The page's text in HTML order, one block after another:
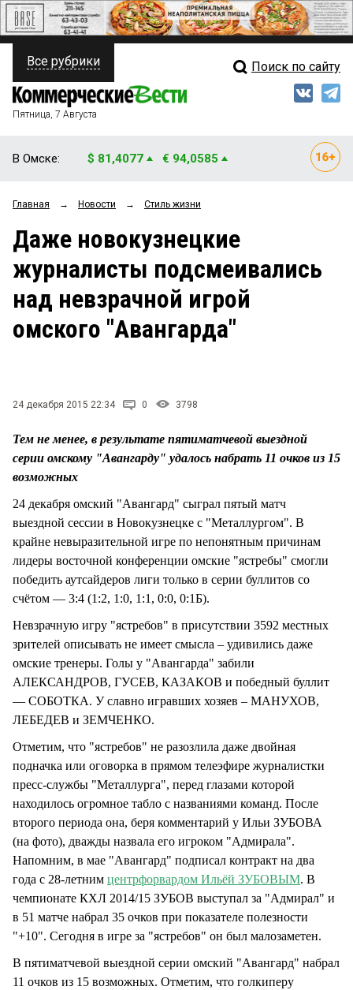
ПОЛИТИКА
ФИНАНСЫ
ОБЩЕСТВО
ЗАКОН
НОВОСТИ КОМПАНИЙ
ПРОИСШЕСТВИЯ
Свежий выпуск
Рейтинги
Блоги
Архив
Все рубрики Поиск по сайту
Пятница, 7 Августа
В Омске: $ 81,4077 € 94,0585
Главная → Новости → Стиль жизни
Даже новокузнецкие
журналисты подсмеивались
над невзрачной игрой
омского "Авангарда"
24 декабря 2015 22:34 0 3798
Тем не менее, в результате пятиматчевой выездной
серии омскому "Авангарду" удалось набрать 11 очков из 15
возможных
24 декабря омский "Авангард" сыграл пятый матч
выездной сессии в Новокузнецке с "Металлургом". В
крайне невыразительной игре по непонятным причинам
лидеры восточной конференции омские "ястребы" смогли
победить аутсайдеров лиги только в серии буллитов со
счётом — 3:4 (1:2, 1:0, 1:1, 0:0, 0:1Б).
Невзрачную игру "ястребов" в присутствии 3592 местных
зрителей описывать не имеет смысла – удивились даже
омские тренеры. Голы у "Авангарда" забили
АЛЕКСАНДРОВ, ГУСЕВ, КАЗАКОВ и победный буллит
— СОБОТКА. У славно игравших хозяев – МАНУХОВ,
ЛЕБЕДЕВ и ЗЕМЧЕНКО.
Отметим, что "ястребов" не разозлила даже двойная
подначка или оговорка в прямом телеэфире журналистки
пресс-службы "Металлурга", перед глазами которой
находилось огромное табло с названиями команд. После
второго периода она, беря комментарий у Ильи ЗУБОВА
(на фото), дважды назвала его игроком "Адмирала".
Напомним, в мае "Авангард" подписал контракт на два
года с 28-летним центрфорвардом Ильёй ЗУБОВЫМ. В
чемпионате КХЛ 2014/15 ЗУБОВ выступал за "Адмирал" и
в 51 матче набрал 35 очков при показателе полезности
"+10". Сегодня в игре за "ястребов" он был малозаметен.
В пятиматчевой выездной серии омский "Авангард" набрал
11 очков из 15 возможных. Отметим, что голкиперу